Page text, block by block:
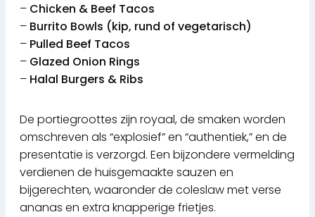
– Chicken & Beef Tacos
– Burrito Bowls (kip, rund of vegetarisch)
– Pulled Beef Tacos
– Glazed Onion Rings
– Halal Burgers & Ribs
De portiegroottes zijn royaal, de smaken worden
omschreven als “explosief” en “authentiek,” en de
presentatie is verzorgd. Een bijzondere vermelding
verdienen de huisgemaakte sauzen en
bijgerechten, waaronder de coleslaw met verse
ananas en extra knapperige frietjes.